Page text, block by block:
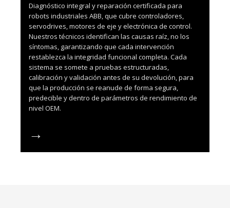
Diagnóstico integral y reparación certificada para
robots industriales ABB, que cubre controladores,
servodrives, motores de eje y electrónica de control.
Nuestros técnicos identifican las causas raíz, no los
síntomas, garantizando que cada intervención
restablezca la integridad funcional completa. Cada
sistema se somete a pruebas estructuradas,
calibración y validación antes de su devolución, para
que la producción se reanude de forma segura,
predecible y dentro de parámetros de rendimiento de
nivel OEM.
→